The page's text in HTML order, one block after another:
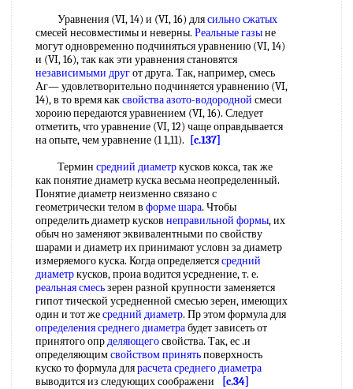
Уравнения (VI, 14) и (VI, 16) длясильно сжатых
смесей несовместимы и неверны. Реальные газыне
могут одновременно подчиняться уравнению (VI, 14)
и (VI, 16), так как эти уравнения становятся
независимыми другот друга. Так, например, смесь
Аг— удовлетворительно подчиняется уравнению (VI,
14), в то время каксвойства азото-водородной смеси
хороию передаются уравнением (VI, 16). Следует
отметить, что уравнение (VI, 12) чаще оправдывается
на опыте, чем уравнение (1 1,11).
[c.137]
Термин средний диаметркусков кокса, так же
как понятие диаметр куска весьма неопределенный.
Понятие диаметр неизменно связано с
геометрически телом в форме шара. Чтобы
определить диаметр кусков неправильной формы, их
обыч но заменяют эквивалентными по свойству
шарами и диаметр их принимают условн за диаметр
измеряемого куска. Когда определяетсясредний
диаметркусков, проиа водится усреднение, т. е.
реальная смесьзерен разной крупности заменяется
гипот тической усредненной смесью зерен, имеющих
один и тот жесредний диаметр. Пр этом формула для
определения среднего диаметрабудет зависеть от
принятого опрделяющегосвойства. Так, ес .и
определяющимсвойством принятьповерхность
куско то формула длярасчета среднего диаметра
выводится из следующих соображени
[c.34]